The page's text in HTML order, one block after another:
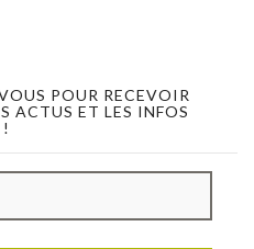
grand pas, et les fortes chaleur
il est primordial de bien pr
! La chaleur peut facilem
POUR RECEVOIR
ACTUS ET LES INFOS